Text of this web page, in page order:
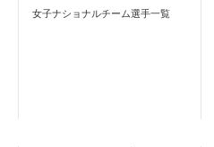
女子ナショナルチーム選手一覧